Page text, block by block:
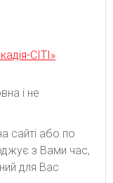
СІТІ»
і не
сайті або по
з Вами час,
для Вас